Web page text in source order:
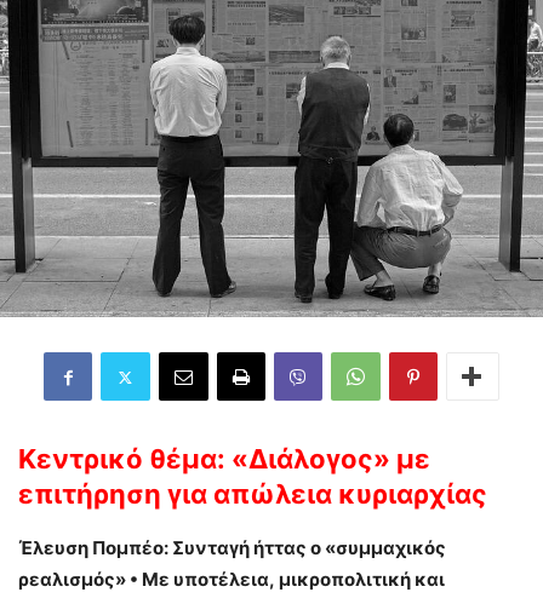
Κεντρικό θέμα: «Διάλογος» με
επιτήρηση για απώλεια κυριαρχίας
Έλευση Πομπέο: Συνταγή ήττας ο «συμμαχικός
ρεαλισμός» • Με υποτέλεια, μικροπολιτική και